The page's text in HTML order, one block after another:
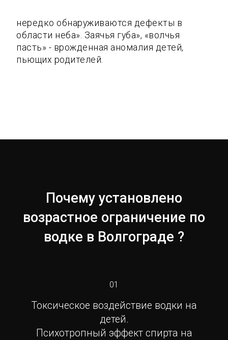
нередко обнаруживаются дефекты в
области неба». Заячья губа», «волчья
пасть» - врожденная аномалия детей,
пьющих родителей.
Почему установлено
возрастное ограничение по
водке в Волгограде ?
01
Токсическое воздействие водки на
детей.
Психотропный эффект спирта на